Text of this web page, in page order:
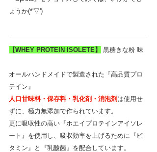
ょうか(*'▽')
【WHEY PROTEIN ISOLETE】 黒糖きな粉 味
オールハンドメイドで製造された『高品質プロ
テイン』
人口甘味料・保存料・乳化剤・消泡剤 は使用せ
ずに、極力無添加で作られています。
更に吸収性の高い『ホエイプロテインアイソレ
ート』を使用し、吸収効率を上げるために『ビ
タミン』と『乳酸菌』を配合しています。